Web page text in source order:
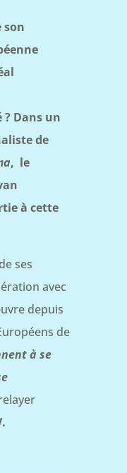
son
Dans un
de
, le
à cette
ses
avec
depuis
de
à se